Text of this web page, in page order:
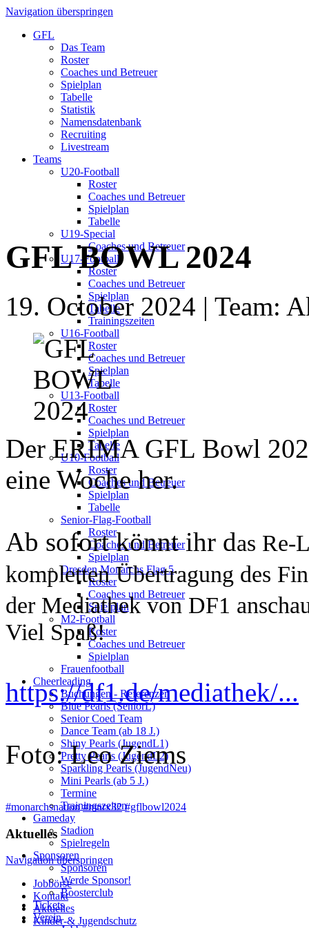
Navigation überspringen
GFL
Das Team
Roster
Coaches und Betreuer
Spielplan
Tabelle
Statistik
Namensdatenbank
Recruiting
Livestream
Teams
U20-Football
Roster
Coaches und Betreuer
Spielplan
Tabelle
U19-Special
Coaches und Betreuer
U17-Football
Roster
Coaches und Betreuer
Spielplan
Tabelle
Trainingszeiten
U16-Football
Roster
Coaches und Betreuer
Spielplan
Tabelle
U13-Football
Roster
Coaches und Betreuer
Spielplan
Tabelle
U10-Football
Roster
Coaches und Betreuer
Spielplan
Tabelle
Senior-Flag-Football
Roster
Coaches und Betreuer
Spielplan
Dresden Monarchs Flag 5
Roster
Coaches und Betreuer
Spielplan
M2-Football
Roster
Coaches und Betreuer
Spielplan
Frauenfootball
Cheerleading
Buchungen - Referenzen
Blue Pearls (SeniorL)
Senior Coed Team
Dance Team (ab 18 J.)
Shiny Pearls (JugendL1)
Pretty Pearls (JugendL2)
Sparkling Pearls (JugendNeu)
Mini Pearls (ab 5 J.)
Termine
Trainingszeiten
Gameday
Stadion
Spielregeln
Sponsoren
Sponsoren
Werde Sponsor!
Boosterclub
Tickets
Verein
GFL BOWL 2024
19. October 2024 | Team:
Der ERIMA GFL Bowl
eine Woche her.
Ab sofort könnt ihr das Re-
kompletten Übertragung des
der Mediathek von DF1
Viel Spaß!
https://df1.de/mediathek/...
Foto: Leo Ziems
#monarchsnation #mnrx32 #gflbowl2024
Aktuelles
Navigation überspringen
Jobbörse
Kontakt
Aktuelles
Kinder-& Jugendschutz